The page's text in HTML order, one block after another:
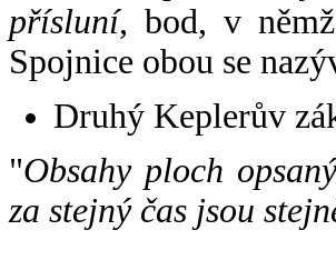
přísluní, bod, v
Spojnice obou se
Druhý Keplerův
"Obsahy ploch
za stejný čas jsou